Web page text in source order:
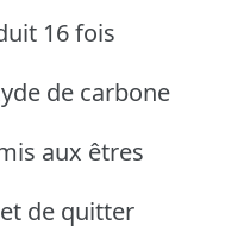
16 fois
de carbone
aux êtres
de quitter